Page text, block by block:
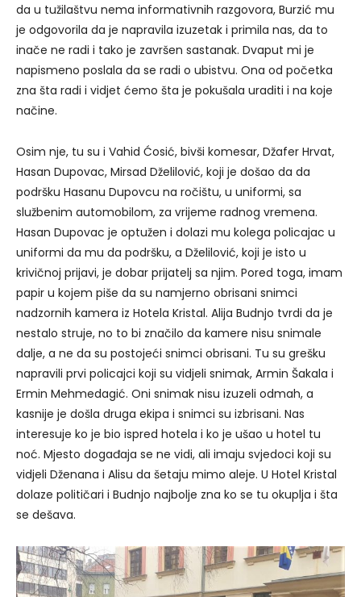
da u tužilaštvu nema informativnih razgovora, Burzić mu
je odgovorila da je napravila izuzetak i primila nas, da to
inače ne radi i tako je završen sastanak. Dvaput mi je
napismeno poslala da se radi o ubistvu. Ona od početka
zna šta radi i vidjet ćemo šta je pokušala uraditi i na koje
načine.
Osim nje, tu su i Vahid Ćosić, bivši komesar, Džafer Hrvat,
Hasan Dupovac, Mirsad Dželilović, koji je došao da da
podršku Hasanu Dupovcu na ročištu, u uniformi, sa
službenim automobilom, za vrijeme radnog vremena.
Hasan Dupovac je optužen i dolazi mu kolega policajac u
uniformi da mu da podršku, a Dželilović, koji je isto u
krivičnoj prijavi, je dobar prijatelj sa njim. Pored toga, imam
papir u kojem piše da su namjerno obrisani snimci
nadzornih kamera iz Hotela Kristal. Alija Budnjo tvrdi da je
nestalo struje, no to bi značilo da kamere nisu snimale
dalje, a ne da su postojeći snimci obrisani. Tu su grešku
napravili prvi policajci koji su vidjeli snimak, Armin Šakala i
Ermin Mehmedagić. Oni snimak nisu izuzeli odmah, a
kasnije je došla druga ekipa i snimci su izbrisani. Nas
interesuje ko je bio ispred hotela i ko je ušao u hotel tu
noć. Mjesto događaja se ne vidi, ali imaju svjedoci koji su
vidjeli Dženana i Alisu da šetaju mimo aleje. U Hotel Kristal
dolaze političari i Budnjo najbolje zna ko se tu okuplja i šta
se dešava.